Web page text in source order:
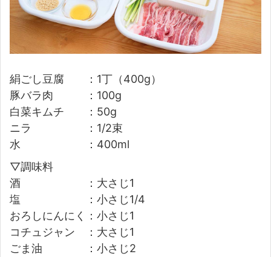
絹ごし豆腐 ：1丁（400g）
豚バラ肉 ：100g
白菜キムチ ：50g
ニラ ：1/2束
水 ：400ml
▽調味料
酒 ：大さじ1
塩 ：小さじ1/4
おろしにんにく：小さじ1
コチュジャン ：大さじ1
ごま油 ：小さじ2